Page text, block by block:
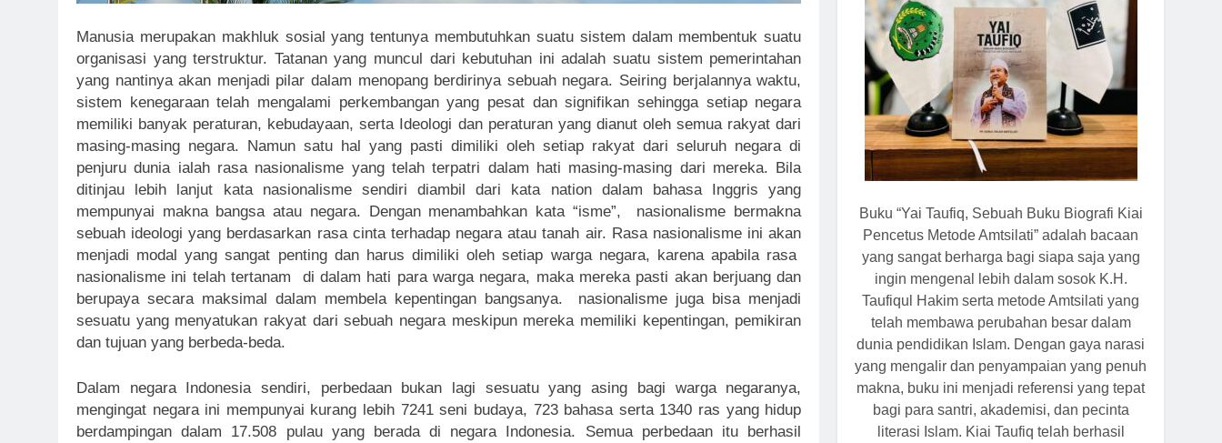
Manusia merupakan makhluk sosial yang tentunya membutuhkan suatu sistem dalam membentuk suatu
organisasi yang terstruktur. Tatanan yang muncul dari kebutuhan ini adalah suatu sistem pemerintahan
yang nantinya akan menjadi pilar dalam menopang berdirinya sebuah negara. Seiring berjalannya waktu,
sistem kenegaraan telah mengalami perkembangan yang pesat dan signifikan sehingga setiap negara
memiliki banyak peraturan, kebudayaan, serta Ideologi dan peraturan yang dianut oleh semua rakyat dari
masing-masing negara. Namun satu hal yang pasti dimiliki oleh setiap rakyat dari seluruh negara di
penjuru dunia ialah rasa nasionalisme yang telah terpatri dalam hati masing-masing dari mereka. Bila
ditinjau lebih lanjut kata nasionalisme sendiri diambil dari kata nation dalam bahasa Inggris yang
mempunyai makna bangsa atau negara. Dengan menambahkan kata “isme”, nasionalisme bermakna
sebuah ideologi yang berdasarkan rasa cinta terhadap negara atau tanah air. Rasa nasionalisme ini akan
menjadi modal yang sangat penting dan harus dimiliki oleh setiap warga negara, karena apabila rasa
nasionalisme ini telah tertanam di dalam hati para warga negara, maka mereka pasti akan berjuang dan
berupaya secara maksimal dalam membela kepentingan bangsanya. nasionalisme juga bisa menjadi
sesuatu yang menyatukan rakyat dari sebuah negara meskipun mereka memiliki kepentingan, pemikiran
dan tujuan yang berbeda-beda.
Dalam negara Indonesia sendiri, perbedaan bukan lagi sesuatu yang asing bagi warga negaranya,
mengingat negara ini mempunyai kurang lebih 7241 seni budaya, 723 bahasa serta 1340 ras yang hidup
berdampingan dalam 17.508 pulau yang berada di negara Indonesia. Semua perbedaan itu berhasil
Buku “Yai Taufiq, Sebuah Buku Biografi Kiai
Pencetus Metode Amtsilati” adalah bacaan
yang sangat berharga bagi siapa saja yang
ingin mengenal lebih dalam sosok K.H.
Taufiqul Hakim serta metode Amtsilati yang
telah membawa perubahan besar dalam
dunia pendidikan Islam. Dengan gaya narasi
yang mengalir dan penyampaian yang penuh
makna, buku ini menjadi referensi yang tepat
bagi para santri, akademisi, dan pecinta
literasi Islam. Kiai Taufiq telah berhasil